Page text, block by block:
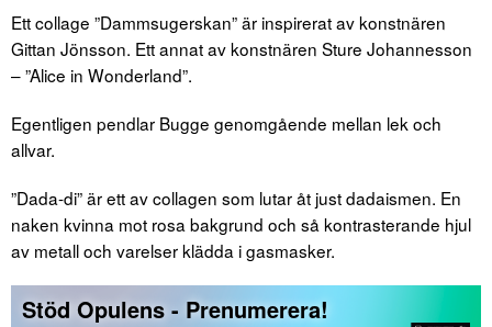
Ett collage ”Dammsugerskan” är inspirerat av konstnären
Gittan Jönsson. Ett annat av konstnären Sture Johannesson
– ”Alice in Wonderland”.
Egentligen pendlar Bugge genomgående mellan lek och
allvar.
”Dada-di” är ett av collagen som lutar åt just dadaismen. En
naken kvinna mot rosa bakgrund och så kontrasterande hjul
av metall och varelser klädda i gasmasker.
Stöd Opulens - Prenumerera!